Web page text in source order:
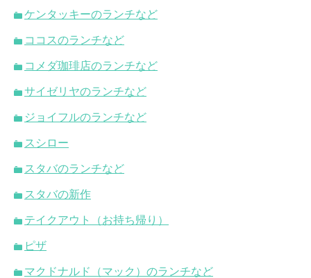
ケンタッキーのランチなど
ココスのランチなど
コメダ珈琲店のランチなど
サイゼリヤのランチなど
ジョイフルのランチなど
スシロー
スタバのランチなど
スタバの新作
テイクアウト（お持ち帰り）
ピザ
マクドナルド（マック）のランチなど